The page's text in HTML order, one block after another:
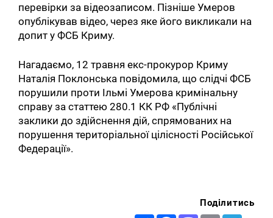
перевірки за відеозаписом. Пізніше Умеров
опублікував відео, через яке його викликали на
допит у ФСБ Криму.
Нагадаємо, 12 травня екс-прокурор Криму
Наталія Поклонська повідомила, що слідчі ФСБ
порушили проти Ільмі Умерова кримінальну
справу за статтею 280.1 КК РФ «Публічні
заклики до здійснення дій, спрямованих на
порушення територіальної цілісності Російської
Федерації».
Поділитись